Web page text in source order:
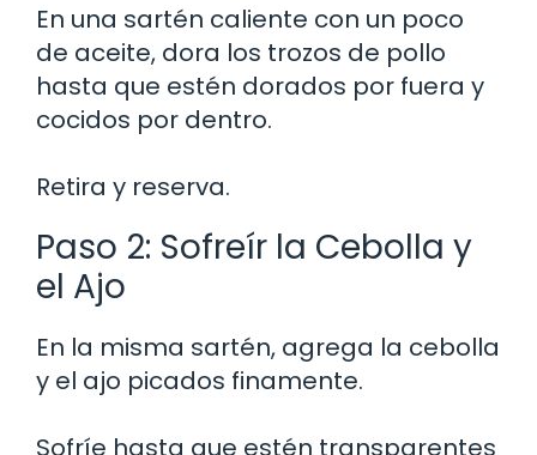
En una sartén caliente con un poco
de aceite, dora los trozos de pollo
hasta que estén dorados por fuera y
cocidos por dentro.
Retira y reserva.
Paso 2: Sofreír la Cebolla y
el Ajo
En la misma sartén, agrega la cebolla
y el ajo picados finamente.
Sofríe hasta que estén transparentes